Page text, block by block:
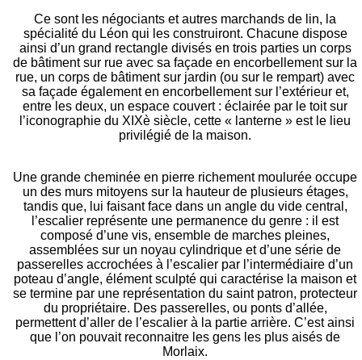
Ce sont les négociants et autres marchands de lin, la
spécialité du Léon qui les construiront. Chacune dispose
ainsi d’un grand rectangle divisés en trois parties un corps
de bâtiment sur rue avec sa façade en encorbellement sur la
rue, un corps de bâtiment sur jardin (ou sur le rempart) avec
sa façade également en encorbellement sur l’extérieur et,
entre les deux, un espace couvert : éclairée par le toit sur
l’iconographie du XIXè siècle, cette « lanterne » est le lieu
privilégié de la maison.
Une grande cheminée en pierre richement moulurée occupe
un des murs mitoyens sur la hauteur de plusieurs étages,
tandis que, lui faisant face dans un angle du vide central,
l’escalier représente une permanence du genre : il est
composé d’une vis, ensemble de marches pleines,
assemblées sur un noyau cylindrique et d’une série de
passerelles accrochées à l’escalier par l’intermédiaire d’un
poteau d’angle, élément sculpté qui caractérise la maison et
se termine par une représentation du saint patron, protecteur
du propriétaire. Des passerelles, ou ponts d’allée,
permettent d’aller de l’escalier à la partie arrière. C’est ainsi
que l’on pouvait reconnaitre les gens les plus aisés de
Morlaix.